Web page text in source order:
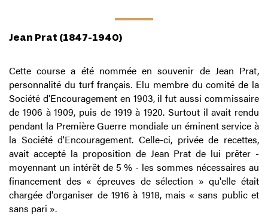
Jean Prat (1847-1940)
Cette course a été nommée en souvenir de Jean Prat,
personnalité du turf français. Elu membre du comité de la
Société d'Encouragement en 1903, il fut aussi commissaire
de 1906 à 1909, puis de 1919 à 1920. Surtout il avait rendu
pendant la Première Guerre mondiale un éminent service à
la Société d'Encouragement. Celle-ci, privée de recettes,
avait accepté la proposition de Jean Prat de lui prêter -
moyennant un intérêt de 5 % - les sommes nécessaires au
financement des « épreuves de sélection » qu'elle était
chargée d'organiser de 1916 à 1918, mais « sans public et
sans pari ».